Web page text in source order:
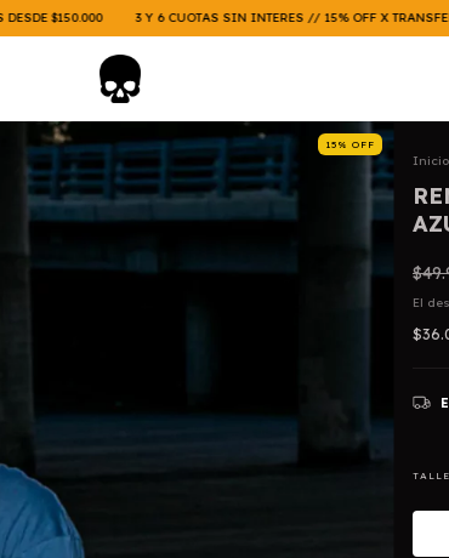
3 Y 6 CUOTAS SIN INTERES // 15% OFF X TRANSFERENCIA //
15 % OFF
Inicio
El
TALLE